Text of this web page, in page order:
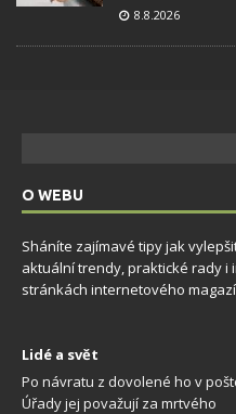
8.8.2026
O WEBU
Sháníte zajímavé tipy jak
aktuální trendy, praktické rady
stránkách internetového
Lidé a svět
Po návratu z dovolené ho v
Úřady jej považují za mrtvého